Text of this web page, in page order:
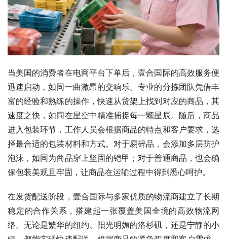
当美国的消费者在电商平台下单后，壹合国际的高效服务便
迅速启动，如同一曲激昂的交响乐。专业的分拣团队凭借丰
富的经验和熟练的操作，快速从货架上找到对应的商品，其
速度之快，如同在星空中精准捕捉每一颗星辰。随后，商品
进入包装环节，工作人员会根据商品的特点和客户要求，选
择最合适的包装材料和方式。对于易碎品，会添加多层防护
泡沫，如同为商品穿上坚固的铠甲；对于普通商品，也会确
保包装美观且牢固，让商品在运输过程中得到悉心呵护。
在发货配送阶段，壹合国际与多家优质的物流商建立了长期
稳定的合作关系，搭建起一张覆盖美国全境的高效物流网
络。无论是繁华的纽约、阳光明媚的洛杉矶，还是宁静的小